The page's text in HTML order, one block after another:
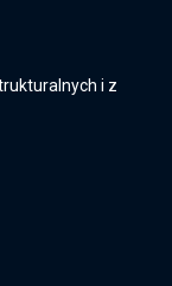
i z